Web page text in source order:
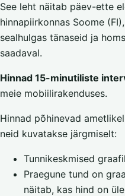
See leht näitab päev-ette
hinnapiirkonnas Soome
sealhulgas tänaseid ja
saadaval.
Hinnad 15-minutiliste
meie mobiilirakenduses.
Hinnad põhinevad
neid kuvatakse järgmiselt:
Tunnikeskmised
Praegune tund on
näitab, kas hind on